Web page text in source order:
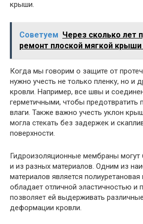
крыши.
Советуем Через сколько лет
ремонт плоской мягкой крыши
Когда мы говорим о защите от
нужно учесть не только пленку, но и
кровли. Например, все швы и
герметичными, чтобы предотвратить
влаги. Также важно учесть уклон
могла стекать без задержек и
поверхности.
Гидроизоляционные мембраны могут
и из разных материалов. Одним из
материалов является полиуретановая
обладает отличной эластичностью и
позволяет ей выдерживать
деформации кровли.